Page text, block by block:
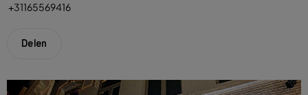
UITagenda
Fietsen
+31165569416
Delen